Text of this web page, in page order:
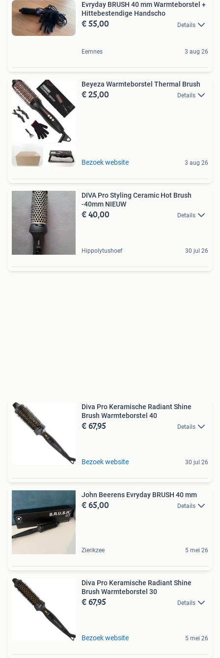
Evryday BRUSH 40 mm Warmteborstel +
Hittebestendige Handscho
€ 55,00 Details
Eemnes 3 aug 26
Beyeza Warmteborstel Thermal Brush
€ 25,00 Details
Bezoek website 3 aug 26
DIVA Pro Styling Ceramic Hot Brush
-40mm NIEUW
€ 40,00 Details
Hippolytushoef 30 jul 26
Diva Pro Keramische Radiant Shine
Brush Warmteborstel 40
€ 67,95 Details
Bezoek website 30 jul 26
John Beerens Evryday BRUSH 40 mm
€ 65,00 Details
Zierikzee 5 mei 26
Diva Pro Keramische Radiant Shine
Brush Warmteborstel 30
€ 67,95 Details
Bezoek website 5 mei 26